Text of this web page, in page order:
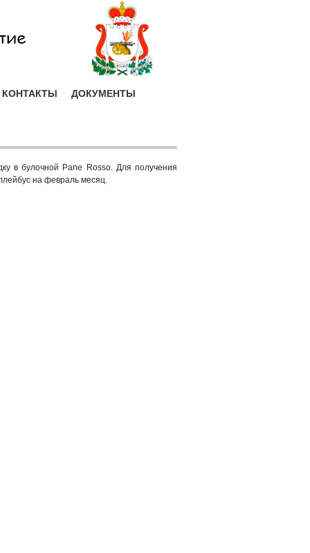
КОНТАКТЫ ДОКУМЕНТЫ
в булочной Pane Rosso. Для получения
на февраль месяц.